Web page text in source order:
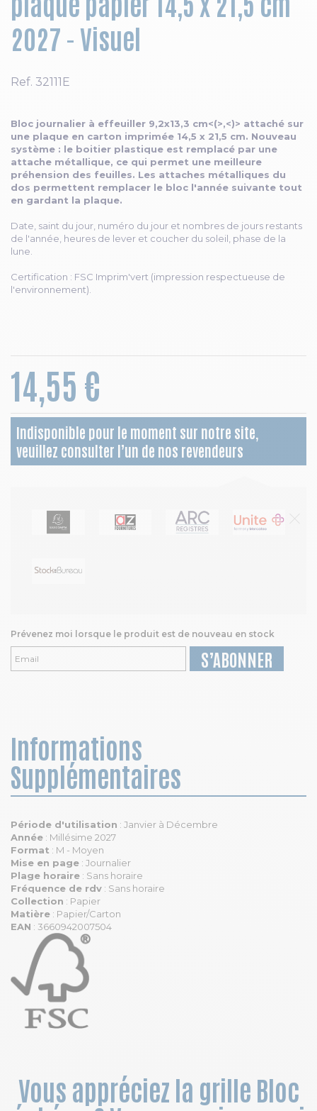
2027 - Visuel
Ref. 32111E
Bloc journalier à effeuiller 9,2x13,3 cm<(>,<)> attaché sur
une plaque en carton imprimée 14,5 x 21,5 cm. Nouveau
système : le boitier plastique est remplacé par une
attache métallique, ce qui permet une meilleure
préhension des feuilles. Les attaches métalliques du
dos permettent remplacer le bloc l'année suivante tout
en gardant la plaque.
Date, saint du jour, numéro du jour et nombres de jours restants
de l'année, heures de lever et coucher du soleil, phase de la
lune.
Certification : FSC Imprim'vert (impression respectueuse de
l'environnement).
14,55 €
Indisponible pour le moment sur notre site,
veuillez consulter l’un de nos revendeurs
Prévenez moi lorsque le produit est de nouveau en stock
S’ABONNER
Informations
Supplémentaires
Période d'utilisation : Janvier à Décembre
Année : Millésime 2027
Format : M - Moyen
Mise en page : Journalier
Plage horaire : Sans horaire
Fréquence de rdv : Sans horaire
Collection : Papier
Matière : Papier/Carton
EAN : 3660942007504
Vous appréciez la grille Bloc